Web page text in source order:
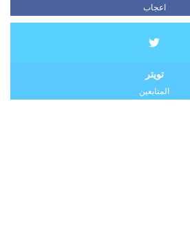
اعجاب
تويتر
المتابعين